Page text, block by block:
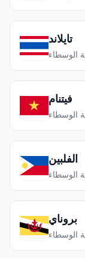
تايلاند
الوسطاء
فيتنام
الوسطاء
الفلبين
الوسطاء
بروناي
الوسطاء